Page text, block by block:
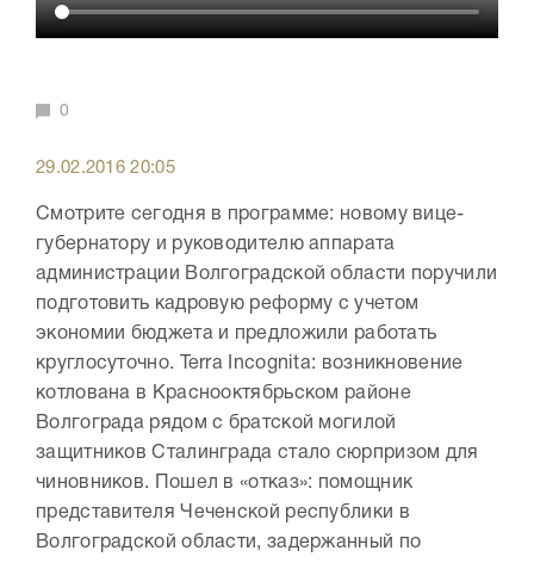
0
29.02.2016 20:05
Смотрите сегодня в программе: новому вице-
губернатору и руководителю аппарата
администрации Волгоградской области поручили
подготовить кадровую реформу с учетом
экономии бюджета и предложили работать
круглосуточно. Terra Incognita: возникновение
котлована в Краснооктябрьском районе
Волгограда рядом с братской могилой
защитников Сталинграда стало сюрпризом для
чиновников. Пошел в «отказ»: помощник
представителя Чеченской республики в
Волгоградской области, задержанный по